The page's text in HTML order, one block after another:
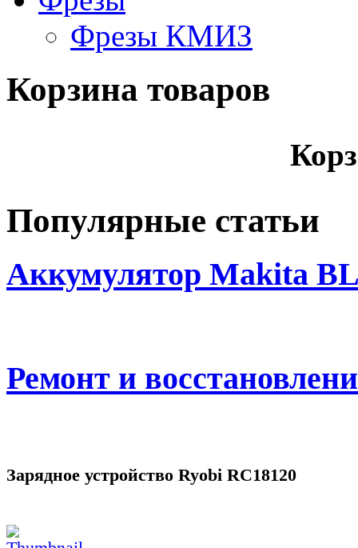
Фрезы КМИЗ
Корзина товаров
Популярные статьи
Аккумулятор Makita
Ремонт и
Зарядное устройство Ryobi RC18120